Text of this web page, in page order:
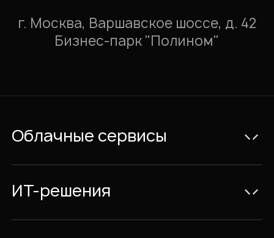
г. Москва, Варшавское шоссе, д. 42
Бизнес-парк "Полином"
Облачные сервисы
Видеоконференции и IP-телефония
ИТ-решения